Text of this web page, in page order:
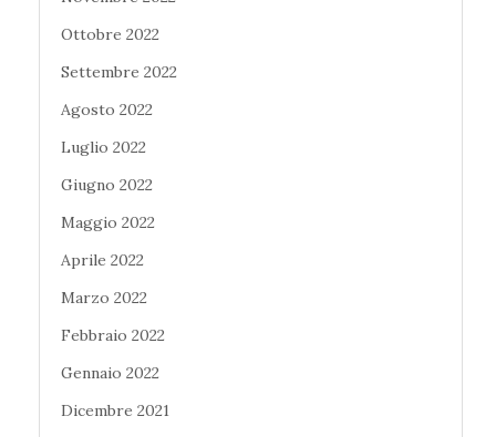
Ottobre 2022
Settembre 2022
Agosto 2022
Luglio 2022
Giugno 2022
Maggio 2022
Aprile 2022
Marzo 2022
Febbraio 2022
Gennaio 2022
Dicembre 2021